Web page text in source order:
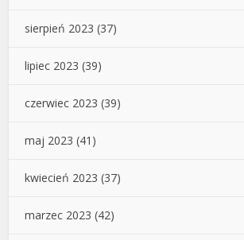
sierpień 2023 (37)
lipiec 2023 (39)
czerwiec 2023 (39)
maj 2023 (41)
kwiecień 2023 (37)
marzec 2023 (42)